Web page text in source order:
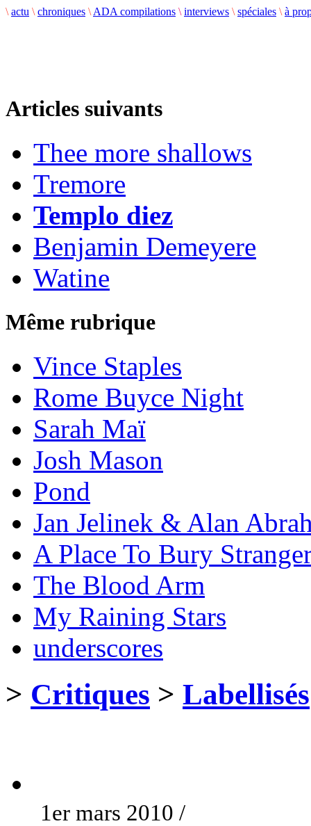
\ actu \ chroniques \ ADA compilations \ interviews \ spéciales \ à
Articles suivants
Thee more shallows
Tremore
Templo diez
Benjamin Demeyere
Watine
Même rubrique
Vince Staples
Rome Buyce Night
Sarah Maï
Josh Mason
Pond
Jan Jelinek & Alan
A Place To Bury
The Blood Arm
My Raining Stars
underscores
> Critiques > Labellisés
1er mars 2010 /